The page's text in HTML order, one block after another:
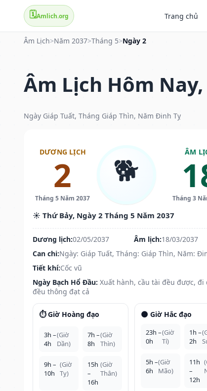
🗓️Amlich.org Trang chủ
Âm Lịch>Năm 2037>Tháng 5>Ngày 2
Âm Lịch Hôm
Ngày Giáp Tuất, Tháng Giáp Thìn, Năm Đinh Tỵ
DƯƠNG LỊCH
2
Tháng 5 Năm 2037
🐕 ÂM
Tháng 3
☀️ Thứ Bảy, Ngày 2 Tháng 5 Năm 2037
Dương lịch:02/05/2037 Âm lịch:18/03/2037
Can chi:Ngày: Giáp Tuất, Tháng: Giáp Thìn, Năm:
Tiết khí:Cốc vũ
Ngày Bạch Hổ Đầu: Xuất hành, cầu tài đều được, đi
đều thông đạt cả
⏱️ Giờ Hoàng đạo
3h –
4h
(Giờ
Dần)
7h –
8h
(Giờ
Thìn)
9h –
10h
(Giờ
Tỵ)
15h
–
16h
(Giờ
Thân)
🌑 Giờ Hắc đạo
23h –
0h
(Giờ
Tí)
1h –
2h
5h –
6h
(Giờ
Mão)
11h
–
12h